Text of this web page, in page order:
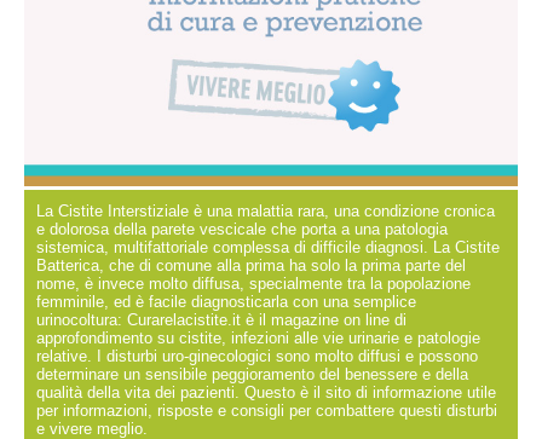
La Cistite Interstiziale è una malattia rara, una condizione cronica
e dolorosa della parete vescicale che porta a una patologia
sistemica, multifattoriale complessa di difficile diagnosi. La Cistite
Batterica, che di comune alla prima ha solo la prima parte del
nome, è invece molto diffusa, specialmente tra la popolazione
femminile, ed è facile diagnosticarla con una semplice
urinocoltura: Curarelacistite.it è il magazine on line di
approfondimento su cistite, infezioni alle vie urinarie e patologie
relative. I disturbi uro-ginecologici sono molto diffusi e possono
determinare un sensibile peggioramento del benessere e della
qualità della vita dei pazienti. Questo è il sito di informazione utile
per informazioni, risposte e consigli per combattere questi disturbi
e vivere meglio.